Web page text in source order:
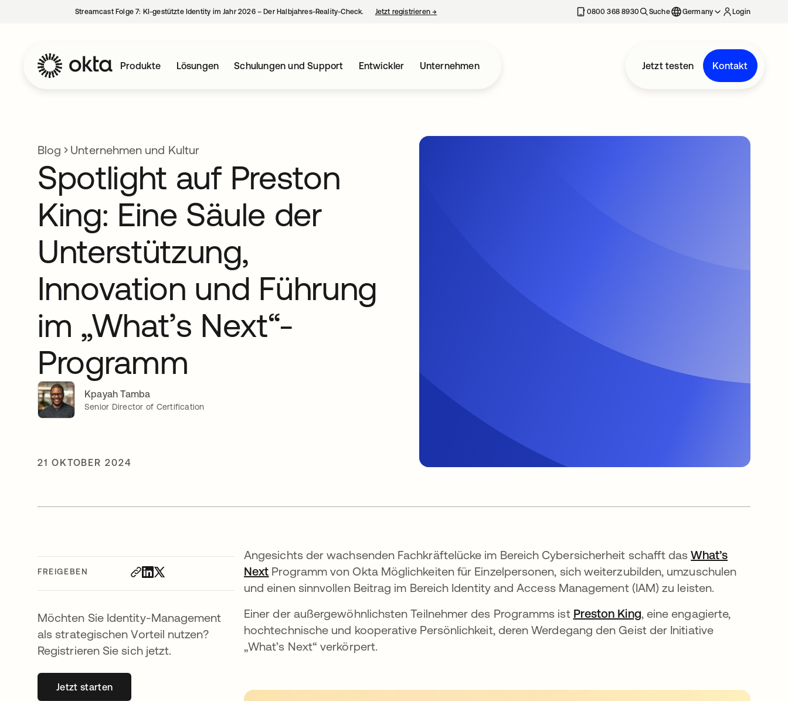
Streamcast Folge 7: KI-gestützte Identity im Jahr 2026 – Der Halbjahres-Reality-Check. Jetzt registrieren→ 0800 368 8930 Suche Germany Login
Produkte Lösungen Schulungen und Support Entwickler Unternehmen Jetzt testen Kontakt
Blog Unternehmen und Kultur
Spotlight auf Preston
King: Eine Säule der
Unterstützung,
Innovation und Führung
im „What’s Next“-
Programm
Kpayah Tamba
Senior Director of Certification
21 OKTOBER 2024
FREIGEBEN
Möchten Sie Identity-Management
als strategischen Vorteil nutzen?
Registrieren Sie sich jetzt.
Jetzt startenwird in einer neuen Registerkarte geöffnet
Angesichts der wachsenden Fachkräftelücke im Bereich Cybersicherheit schafft dasWhat’s
Next wird in einer neuen Registerkarte geöffnet
Programm von Okta Möglichkeiten für Einzelpersonen, sich weiterzubilden, umzuschulen
und einen sinnvollen Beitrag im Bereich Identity and Access Management (IAM) zu leisten.
Einer der außergewöhnlichsten Teilnehmer des Programms ist Preston Kingwird in einer neuen
, eine engagierte,
hochtechnische und kooperative Persönlichkeit, deren Werdegang den Geist der Initiative
„What’s Next“ verkörpert.